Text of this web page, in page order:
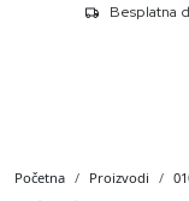
Besplatna
Početna Proizvodi